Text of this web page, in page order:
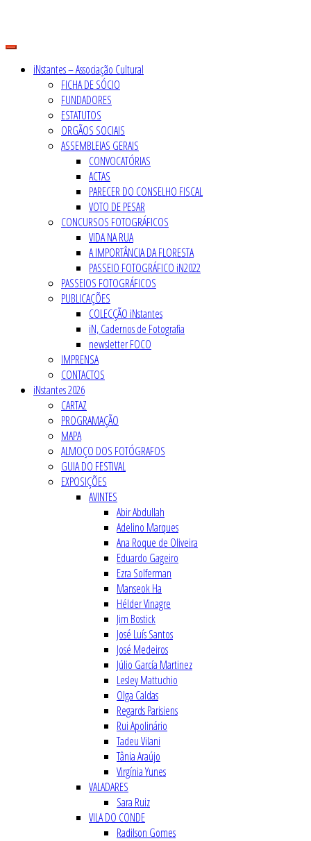
content
iNstantes – Associação Cultural
FICHA DE SÓCIO
FUNDADORES
ESTATUTOS
ORGÃOS SOCIAIS
ASSEMBLEIAS GERAIS
CONVOCATÓRIAS
ACTAS
PARECER DO CONSELHO FISCAL
VOTO DE PESAR
CONCURSOS FOTOGRÁFICOS
VIDA NA RUA
A IMPORTÂNCIA DA FLORESTA
PASSEIO FOTOGRÁFICO iN2022
PASSEIOS FOTOGRÁFICOS
PUBLICAÇÕES
COLECÇÃO iNstantes
iN, Cadernos de Fotografia
newsletter FOCO
IMPRENSA
CONTACTOS
iNstantes 2026
CARTAZ
PROGRAMAÇÃO
MAPA
ALMOÇO DOS FOTÓGRAFOS
GUIA DO FESTIVAL
EXPOSIÇÕES
AVINTES
Abir Abdullah
Adelino Marques
Ana Roque de Oliveira
Eduardo Gageiro
Ezra Solferman
Manseok Ha
Hélder Vinagre
Jim Bostick
José Luís Santos
José Medeiros
Júlio García Martinez
Lesley Mattuchio
Olga Caldas
Regards Parisiens
Rui Apolinário
Tadeu Vilani
Tânia Araújo
Virgínia Yunes
VALADARES
Sara Ruiz
VILA DO CONDE
Radilson Gomes